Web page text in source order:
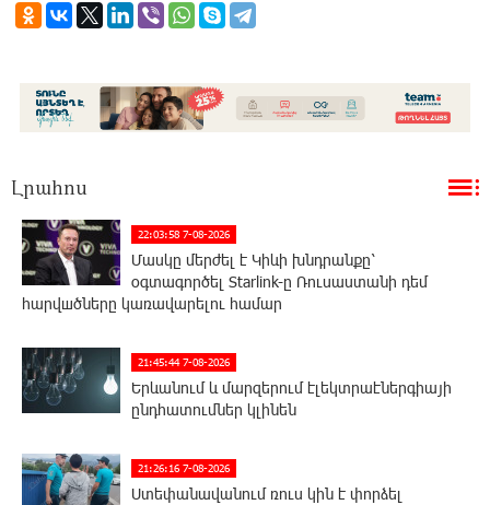
Լրահոս
22:03:58 7-08-2026
Մասկը մերժել է Կիևի խնդրանքը՝
օգտագործել Starlink-ը Ռուսաստանի դեմ
հարվшծները կառավարելու համար
21:45:44 7-08-2026
Երևանում և մարզերում էլեկտրաէներգիայի
ընդհատումներ կլինեն
21:26:16 7-08-2026
Ստեփանավանում ռուս կին է փորձել